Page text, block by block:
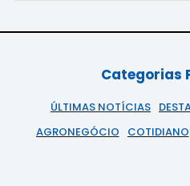
Categorias
ÚLTIMAS NOTÍCIAS
AGRONEGÓCIO
COTIDIANO